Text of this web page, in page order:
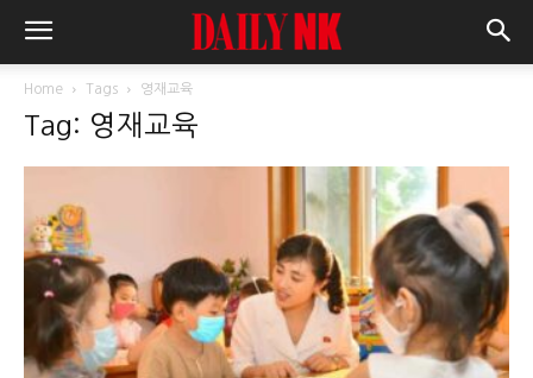
Home Tags 영재교육
Tag: 영재교육